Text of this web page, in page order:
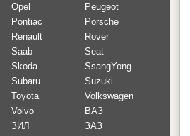
Opel
Peugeot
Pontiac
Porsche
Renault
Rover
Saab
Seat
Skoda
SsangYong
Subaru
Suzuki
Toyota
Volkswagen
Volvo
ВАЗ
ЗИЛ
ЗАЗ